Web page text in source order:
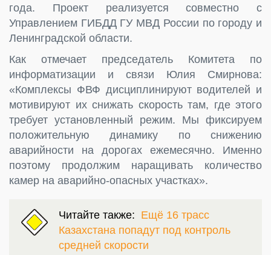
года. Проект реализуется совместно с
Управлением ГИБДД ГУ МВД России по городу и
Ленинградской области.
Как отмечает председатель Комитета по
информатизации и связи Юлия Смирнова:
«Комплексы ФВФ дисциплинируют водителей и
мотивируют их снижать скорость там, где этого
требует установленный режим. Мы фиксируем
положительную динамику по снижению
аварийности на дорогах ежемесячно. Именно
поэтому продолжим наращивать количество
камер на аварийно-опасных участках».
Читайте также: Ещё 16 трасс
Казахстана попадут под контроль
средней скорости